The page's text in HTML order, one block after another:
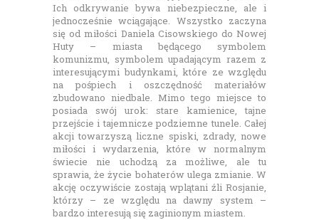
Ich odkrywanie bywa niebezpieczne, ale i
jednocześnie wciągające. Wszystko zaczyna
się od miłości Daniela Cisowskiego do Nowej
Huty – miasta będącego symbolem
komunizmu, symbolem upadającym razem z
interesującymi budynkami, które ze względu
na pośpiech i oszczędność materiałów
zbudowano niedbale. Mimo tego miejsce to
posiada swój urok: stare kamienice, tajne
przejście i tajemnicze podziemne tunele. Całej
akcji towarzyszą liczne spiski, zdrady, nowe
miłości i wydarzenia, które w normalnym
świecie nie uchodzą za możliwe, ale tu
sprawia, że życie bohaterów ulega zmianie. W
akcję oczywiście zostają wplątani źli Rosjanie,
którzy – ze względu na dawny system –
bardzo interesują się zaginionym miastem.